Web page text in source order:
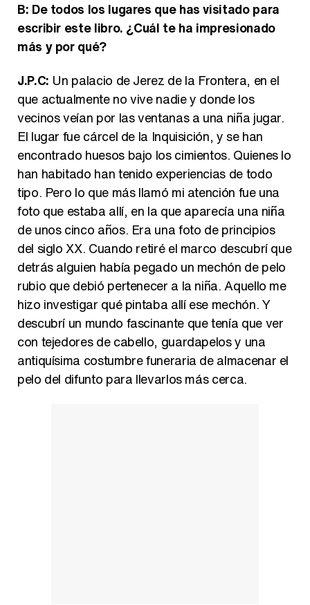
B: De todos los lugares que has visitado para
escribir este libro. ¿Cuál te ha impresionado
más y por qué?
J.P.C: Un palacio de Jerez de la Frontera, en el
que actualmente no vive nadie y donde los
vecinos veían por las ventanas a una niña jugar.
El lugar fue cárcel de la Inquisición, y se han
encontrado huesos bajo los cimientos. Quienes lo
han habitado han tenido experiencias de todo
tipo. Pero lo que más llamó mi atención fue una
foto que estaba allí, en la que aparecía una niña
de unos cinco años. Era una foto de principios
del siglo XX. Cuando retiré el marco descubrí que
detrás alguien había pegado un mechón de pelo
rubio que debió pertenecer a la niña. Aquello me
hizo investigar qué pintaba allí ese mechón. Y
descubrí un mundo fascinante que tenía que ver
con tejedores de cabello, guardapelos y una
antiquísima costumbre funeraria de almacenar el
pelo del difunto para llevarlos más cerca.